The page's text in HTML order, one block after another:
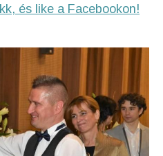
és like a Facebookon!